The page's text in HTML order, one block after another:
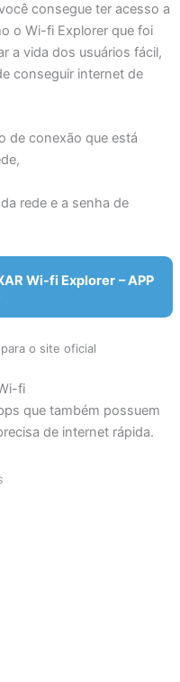
consegue ter acesso a
o Wi-fi Explorer que foi
a vida dos usuários fácil,
conseguir internet de
de conexão que está
rede e a senha de
Wi-fi Explorer – APP
o site oficial
fi
que também possuem
de internet rápida.